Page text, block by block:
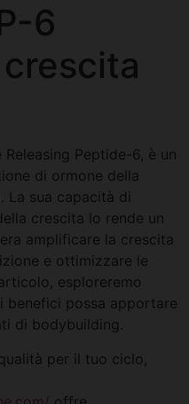
6
Peptide-6, è un
di ormone della
La sua capacità di
crescita lo rende un
amplificare la crescita
e ottimizzare le
esploreremo
benefici possa apportare
di bodybuilding.
per il tuo ciclo,